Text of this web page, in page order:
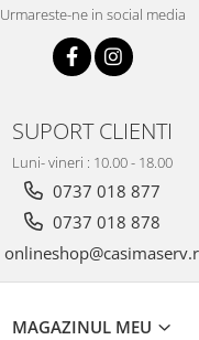
Urmareste-ne in social media
SUPORT CLIENTI
Luni- vineri : 10.00 - 18.00
0737 018 877
0737 018 878
MAGAZINUL MEU